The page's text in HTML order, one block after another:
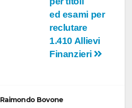
ed esami per
reclutare
1.410 Allievi
Finanzieri
Raimondo Bovone